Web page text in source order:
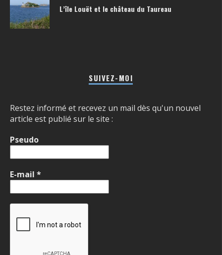
L’île Louët et le château du Taureau
SUIVEZ-MOI
Restez informé et recevez un mail dès qu'un nouvel
article est publié sur le site :
Pseudo
E-mail *